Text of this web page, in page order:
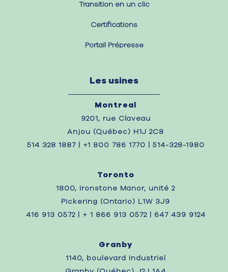
Transition en un clic
Certifications
Portail Prépresse
Les usines
Montreal
9201, rue Claveau
Anjou (Québec) H1J 2C8
514 328 1887 | +1 800 786 1770 | 514-328-1980
Toronto
1800, Ironstone Manor, unité 2
Pickering (Ontario) L1W 3J9
416 913 0572 | + 1 866 913 0572 | 647 439 9124
Granby
1140, boulevard Industriel